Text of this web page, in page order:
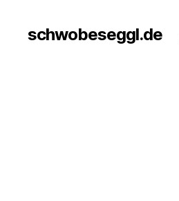
schwobeseggl.de